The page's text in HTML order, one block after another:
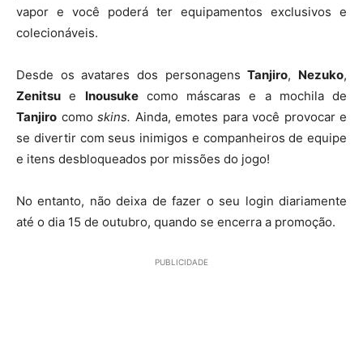
vapor e você poderá ter equipamentos exclusivos e
colecionáveis.
Desde os avatares dos personagensTanjiro, Nezuko,
Zenitsu e Inousukecomo máscaras e a mochila de
Tanjiro como skins. Ainda, emotes para você provocar e
se divertir com seus inimigos e companheiros de equipe
e itens desbloqueados por missões do jogo!
No entanto, não deixa de fazer o seu login diariamente
até o dia 15 de outubro, quando se encerra a promoção.
PUBLICIDADE